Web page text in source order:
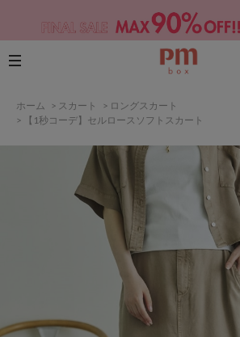
ホーム > スカート > ロングスカート
>
【1秒コーデ】セルロースソフトスカート